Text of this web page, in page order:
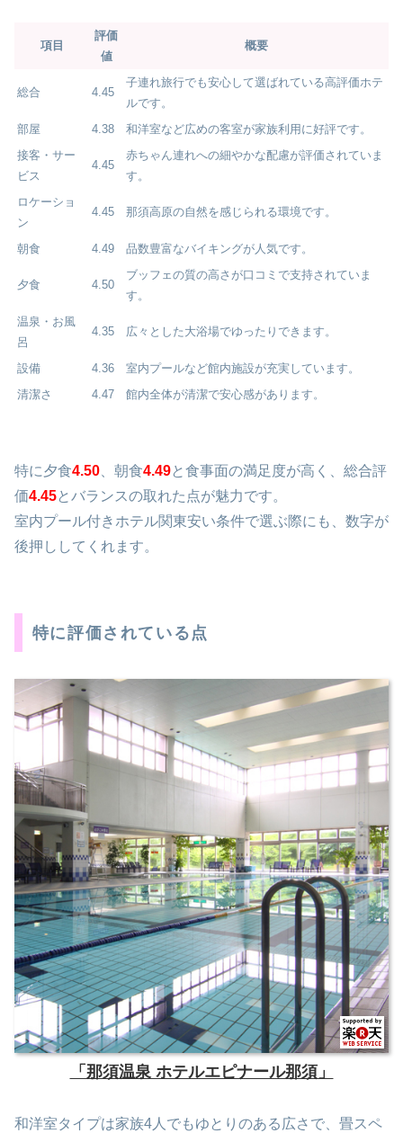
項目
評価
値
概要
総合 4.45
子連れ旅行でも安心して選ばれている高評価ホテ
ルです。
部屋
4.38
和洋室など広めの客室が家族利用に好評です。
接客・サー
ビス
4.45
赤ちゃん連れへの細やかな配慮が評価されていま
す。
ロケーショ
ン
4.45 那須高原の自然を感じられる環境です。
朝食 4.49 品数豊富なバイキングが人気です。
夕食 4.50
ブッフェの質の高さが口コミで支持されていま
す。
温泉・お風
呂
4.35 広々とした大浴場でゆったりできます。
設備 4.36
室内プールなど館内施設が充実しています。
清潔さ
4.47 館内全体が清潔で安心感があります。
特に夕食4.50 、朝食4.49と食事面の満足度が高く、総合評
価4.45とバランスの取れた点が魅力です。
室内プール付きホテル関東安い条件で選ぶ際にも、数字が
後押ししてくれます。
特に評価されている点
「那須温泉 ホテルエピナール那須」
和洋室タイプは家族4人でもゆとりのある広さで、畳スペ